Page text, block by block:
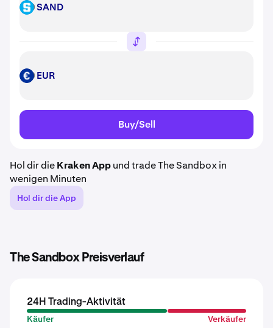
SAND SAND
EUR EUR
Buy/Sell
Hol dir dieKraken Appund trade The Sandbox in
wenigen Minuten
Hol dir die App
The Sandbox Preisverlauf
24H Trading-Aktivität
Käufer Verkäufer